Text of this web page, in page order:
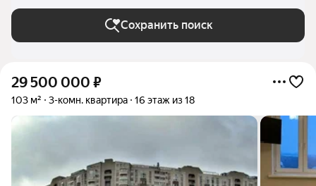
Сохранить поиск
29 500 000 ₽
103 м² 3-комн. квартира 16 этаж из 18